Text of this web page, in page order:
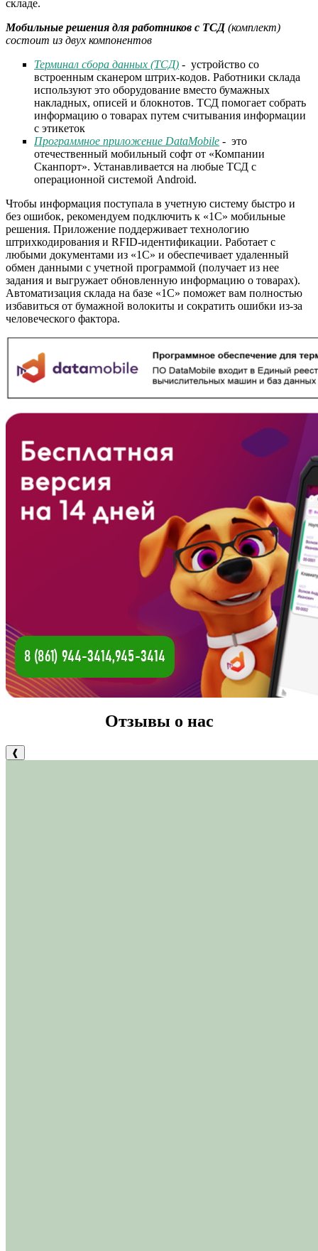
складе.
Мобильные решения для работников с ТСД(комплект)
состоит из двух компонентов
Терминал сбора данных (ТСД) - устройство со
встроенным сканером штрих-кодов. Работники склада
используют это оборудование вместо бумажных
накладных, описей и блокнотов. ТСД помогает собрать
информацию о товарах путем считывания информации
с этикеток
Программное приложение DataMobile - это
отечественный мобильный софт от «Компании
Сканпорт». Устанавливается на любые ТСД с
операционной системой Android.
Чтобы информация поступала в учетную систему быстро и
без ошибок, рекомендуем подключить к «1С» мобильные
решения. Приложение поддерживает технологию
штрихкодирования и RFID-идентификации. Работает с
любыми документами из «1С» и обеспечивает удаленный
обмен данными с учетной программой (получает из нее
задания и выгружает обновленную информацию о товарах).
Автоматизация склада на базе «1С» поможет вам полностью
избавиться от бумажной волокиты и сократить ошибки из-за
человеческого фактора.
Отзывы о нас
❰